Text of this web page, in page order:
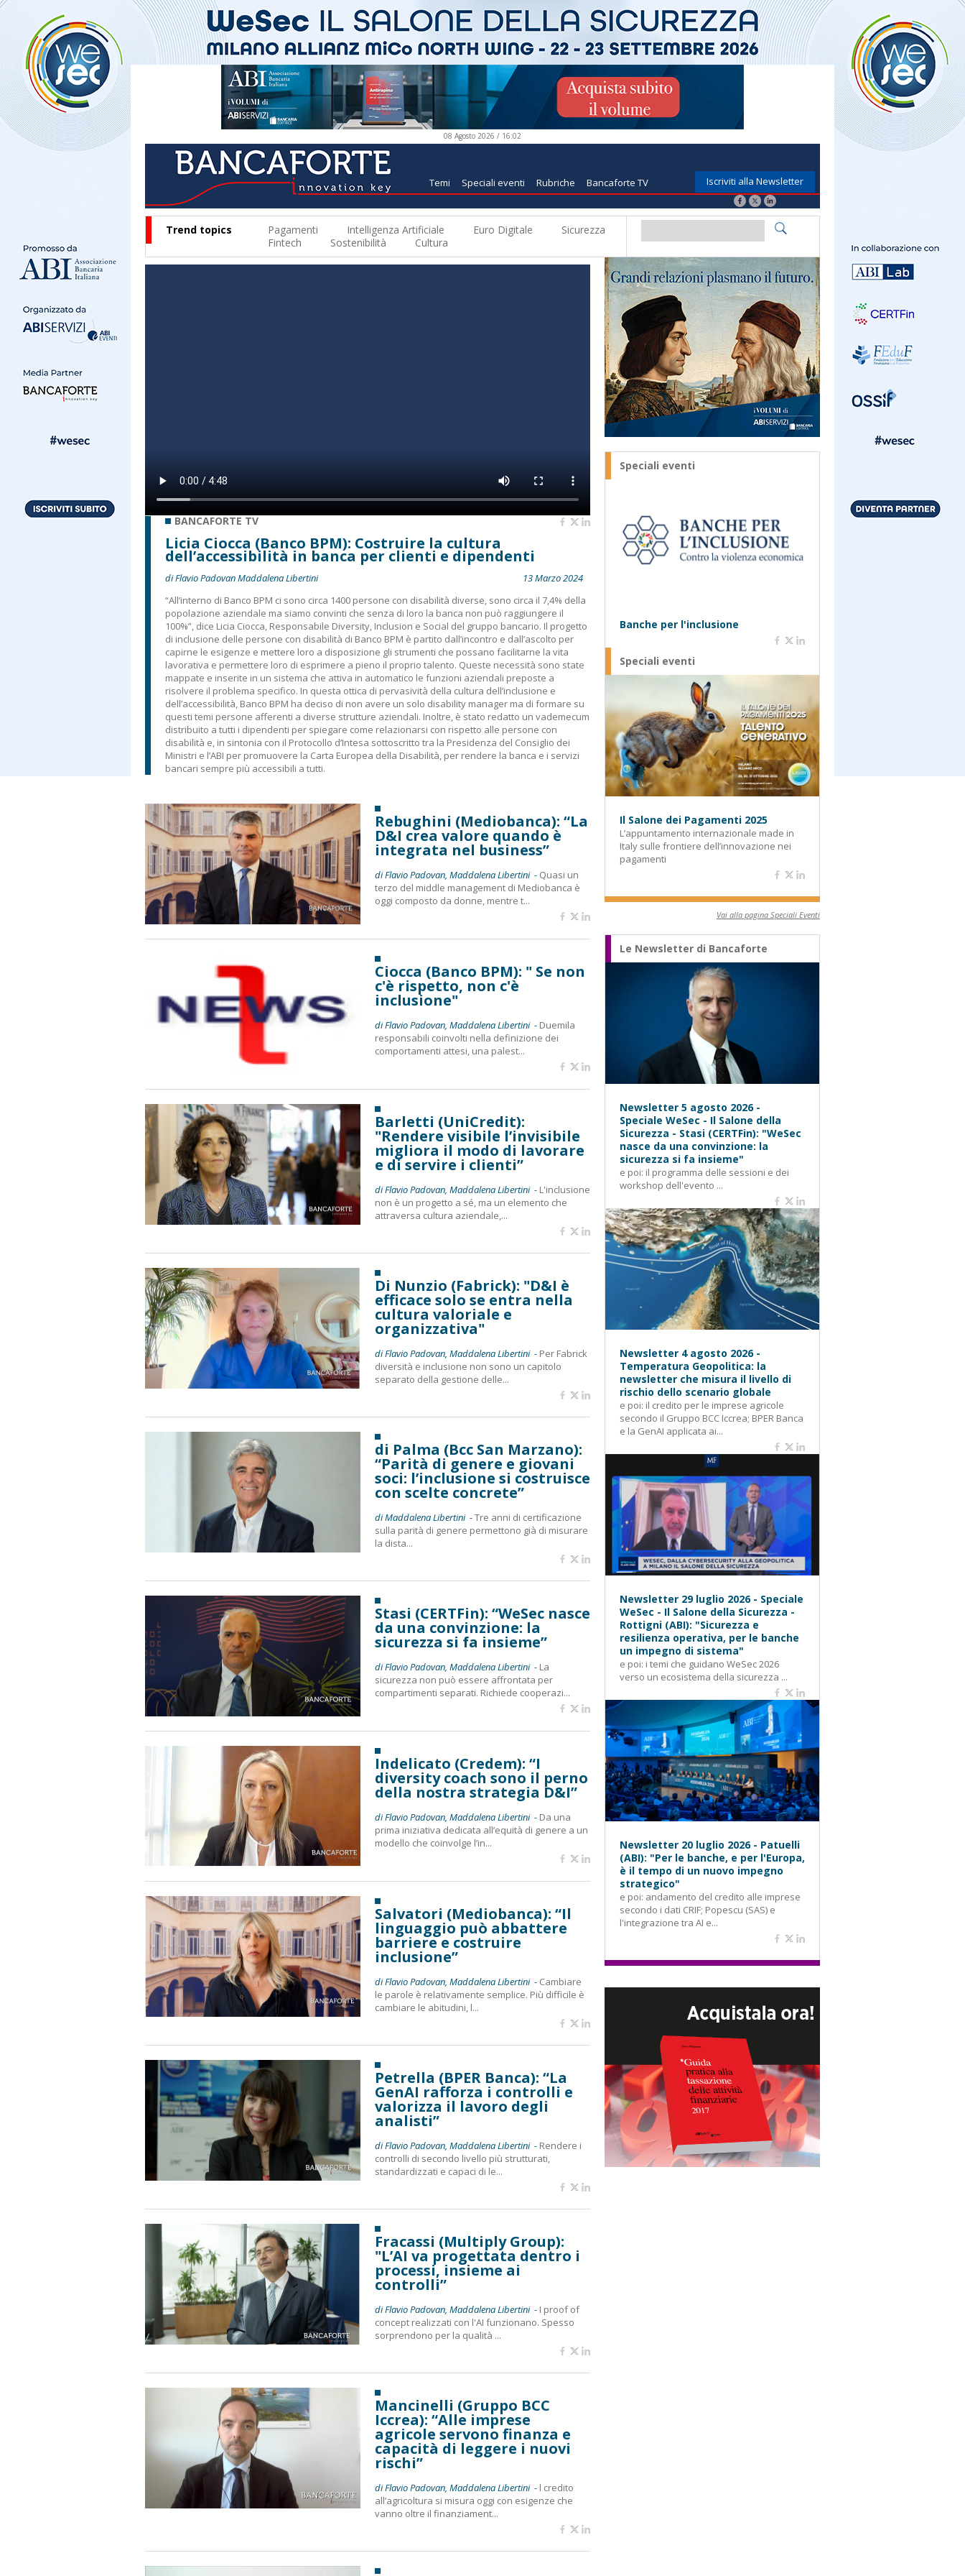
08 Agosto 2026 / 16:02
Temi Speciali eventi Rubriche Bancaforte TV Iscriviti alla Newsletter
Trend topics Pagamenti Intelligenza Artificiale Euro Digitale
Sicurezza
Fintech
Sostenibilità Cultura
BANCAFORTE TV
Licia Ciocca (Banco BPM): Costruire la cultura
dell’accessibilità in banca per clienti e dipendenti
di Flavio Padovan Maddalena Libertini
13 Marzo 2024
“All’interno di Banco BPM ci sono circa 1400 persone con disabilità diverse, sono circa il 7,4% della
popolazione aziendale ma siamo convinti che senza di loro la banca non può raggiungere il
100%”, dice Licia Ciocca, Responsabile Diversity, Inclusion e Social del gruppo bancario. Il progetto
di inclusione delle persone con disabilità di Banco BPM è partito dall’incontro e dall’ascolto per
capirne le esigenze e mettere loro a disposizione gli strumenti che possano facilitarne la vita
lavorativa e permettere loro di esprimere a pieno il proprio talento. Queste necessità sono state
mappate e inserite in un sistema che attiva in automatico le funzioni aziendali preposte a
risolvere il problema specifico. In questa ottica di pervasività della cultura dell’inclusione e
dell’accessibilità, Banco BPM ha deciso di non avere un solo disability manager ma di formare su
questi temi persone afferenti a diverse strutture aziendali. Inoltre, è stato redatto un vademecum
distribuito a tutti i dipendenti per spiegare come relazionarsi con rispetto alle persone con
disabilità e, in sintonia con il Protocollo d’Intesa sottoscritto tra la Presidenza del Consiglio dei
Ministri e l’ABI per promuovere la Carta Europea della Disabilità, per rendere la banca e i servizi
bancari sempre più accessibili a tutti.
Rebughini (Mediobanca): “La
D&I crea valore quando è
integrata nel business”
di Flavio Padovan, Maddalena Libertini - Quasi un
terzo del middle management di Mediobanca è
oggi composto da donne, mentre t...
Ciocca (Banco BPM): " Se non
c'è rispetto, non c'è
inclusione"
di Flavio Padovan, Maddalena Libertini - Duemila
responsabili coinvolti nella definizione dei
comportamenti attesi, una palest...
Barletti (UniCredit):
"Rendere visibile l’invisibile
migliora il modo di lavorare
e di servire i clienti”
di Flavio Padovan, Maddalena Libertini - L'inclusione
non è un progetto a sé, ma un elemento che
attraversa cultura aziendale,...
Di Nunzio (Fabrick): "D&I è
efficace solo se entra nella
cultura valoriale e
organizzativa"
di Flavio Padovan, Maddalena Libertini - Per Fabrick
diversità e inclusione non sono un capitolo
separato della gestione delle...
di Palma (Bcc San Marzano):
“Parità di genere e giovani
soci: l’inclusione si costruisce
con scelte concrete”
di Maddalena Libertini -Tre anni di certificazione
sulla parità di genere permettono già di misurare
la dista...
Stasi (CERTFin): “WeSec nasce
da una convinzione: la
sicurezza si fa insieme”
di Flavio Padovan, Maddalena Libertini - La
sicurezza non può essere affrontata per
compartimenti separati. Richiede cooperazi...
Indelicato (Credem): “I
diversity coach sono il perno
della nostra strategia D&I”
di Flavio Padovan, Maddalena Libertini - Da una
prima iniziativa dedicata all’equità di genere a un
modello che coinvolge l’in...
Salvatori (Mediobanca): “Il
linguaggio può abbattere
barriere e costruire
inclusione”
di Flavio Padovan, Maddalena Libertini - Cambiare
le parole è relativamente semplice. Più difficile è
cambiare le abitudini, l...
Petrella (BPER Banca): “La
GenAI rafforza i controlli e
valorizza il lavoro degli
analisti”
di Flavio Padovan, Maddalena Libertini - Rendere i
controlli di secondo livello più strutturati,
standardizzati e capaci di le...
Fracassi (Multiply Group):
"L’AI va progettata dentro i
processi, insieme ai
controlli”
di Flavio Padovan, Maddalena Libertini - I proof of
concept realizzati con l'AI funzionano. Spesso
sorprendono per la qualità ...
Mancinelli (Gruppo BCC
Iccrea): “Alle imprese
agricole servono finanza e
capacità di leggere i nuovi
rischi”
di Flavio Padovan, Maddalena Libertini - l credito
all’agricoltura si misura oggi con esigenze che
vanno oltre il finanziament...
Speciali eventi
Banche per l'inclusione
Speciali eventi
Il Salone dei Pagamenti 2025
L’appuntamento internazionale made in
Italy sulle frontiere dell’innovazione nei
pagamenti
Vai alla pagina Speciali Eventi
Le Newsletter di Bancaforte
Newsletter 5 agosto 2026 -
Speciale WeSec - Il Salone della
Sicurezza - Stasi (CERTFin): "WeSec
nasce da una convinzione: la
sicurezza si fa insieme"
e poi: il programma delle sessioni e dei
workshop dell'evento ...
Newsletter 4 agosto 2026 -
Temperatura Geopolitica: la
newsletter che misura il livello di
rischio dello scenario globale
e poi: il credito per le imprese agricole
secondo il Gruppo BCC Iccrea; BPER Banca
e la GenAI applicata ai...
Newsletter 29 luglio 2026 - Speciale
WeSec - Il Salone della Sicurezza -
Rottigni (ABI): "Sicurezza e
resilienza operativa, per le banche
un impegno di sistema"
e poi: i temi che guidano WeSec 2026
verso un ecosistema della sicurezza ...
Newsletter 20 luglio 2026 - Patuelli
(ABI): "Per le banche, e per l'Europa,
è il tempo di un nuovo impegno
strategico"
e poi: andamento del credito alle imprese
secondo i dati CRIF; Popescu (SAS) e
l'integrazione tra AI e...